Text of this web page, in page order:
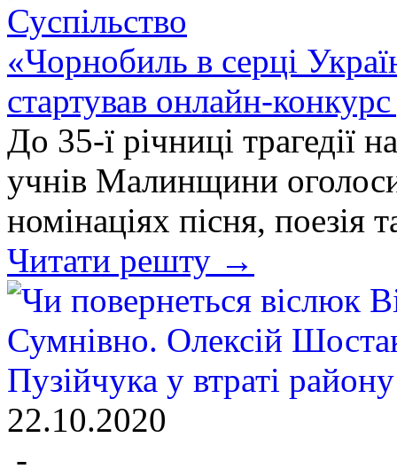
Суспільство
«Чорнобиль в серці
стартував онлайн-
До 35-ї річниці трагедії
учнів Малинщини
номінаціях пісня,
Читати решту →
22.10.2020
-